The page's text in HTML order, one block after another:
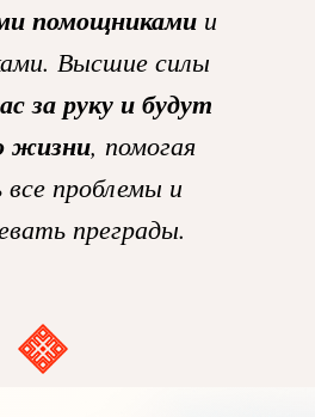
помощниками и
Высшие силы
за руку и будут
жизни, помогая
проблемы и
преграды.